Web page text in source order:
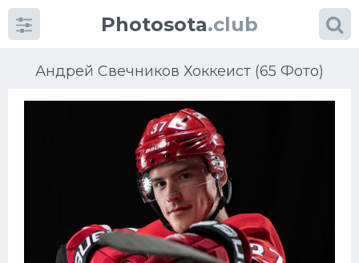
Photosota.club
Андрей Свечников Хоккеист (65 Фото)
Фото
Еще картинки...